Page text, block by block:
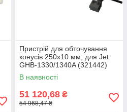
Пристрій для обточування
конусів 250х10 мм, для Jet
GHB-1330/1340A (321442)
В наявності
51 120,68 ₴
54 968,47 ₴